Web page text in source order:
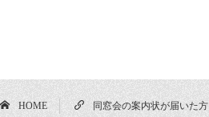
HOME 同窓会の案内状が届いた方